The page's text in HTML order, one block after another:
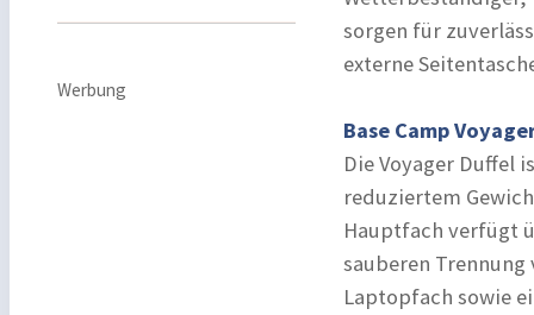
Werbung
sorgen für
externe
Base Camp
Die Voyager Duffel
reduziertem
Hauptfach verfügt
sauberen
Laptopfach sowie